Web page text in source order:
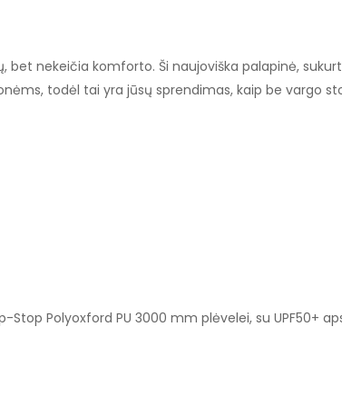
bet nekeičia komforto. Ši naujoviška palapinė,
todėl tai yra jūsų sprendimas, kaip be vargo
Polyoxford PU 3000 mm plėvelei, su UPF50+